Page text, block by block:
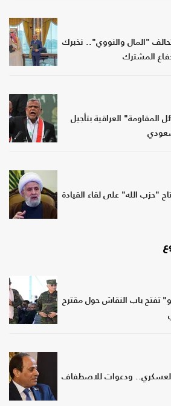
لتحالف "المال والنووي".. نخبرك
المشترك
المقاومة" العراقية بتأجيل
"حزب الله" على لقاء القيادة
تفتح باب النقاش حول مقترح
العسكري.. ودعوات للاصطفاف